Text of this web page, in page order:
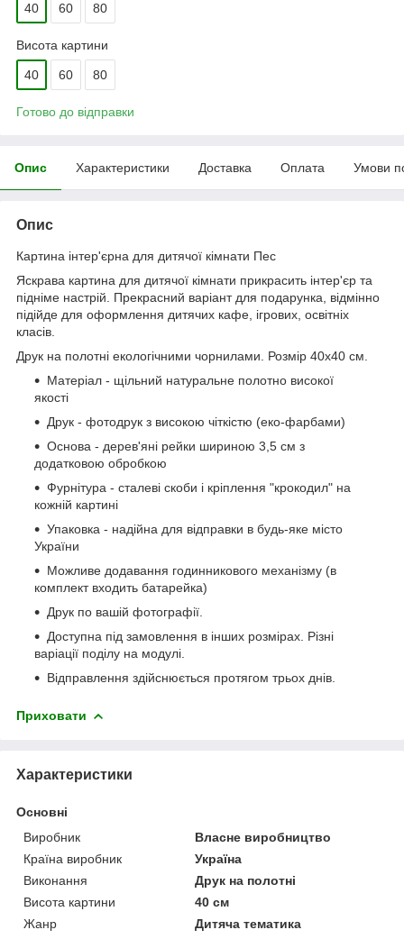
40 60 80
Висота картини
40 60 80
Готово до відправки
Опис Характеристики Доставка Оплата Умови
Опис
Картина інтер'єрна для дитячої кімнати Пес
Яскрава картина для дитячої кімнати прикрасить інтер'єр та
підніме настрій. Прекрасний варіант для подарунка, відмінно
підійде для оформлення дитячих кафе, ігрових, освітніх
класів.
Друк на полотні екологічними чорнилами. Розмір 40x40 см.
Матеріал - щільний натуральне полотно високої
якості
Друк - фотодрук з високою чіткістю (еко-фарбами)
Основа - дерев'яні рейки шириною 3,5 см з
додатковою обробкою
Фурнітура - сталеві скоби і кріплення "крокодил" на
кожній картині
Упаковка - надійна для відправки в будь-яке місто
України
Можливе додавання годинникового механізму (в
комплект входить батарейка)
Друк по вашій фотографії.
Доступна під замовлення в інших розмірах. Різні
варіації поділу на модулі.
Відправлення здійснюється протягом трьох днів.
Приховати
Характеристики
Основні
Виробник
Власне виробництво
Країна виробник
Україна
Виконання
Друк на полотні
Висота картини
40 см
Жанр
Дитяча тематика